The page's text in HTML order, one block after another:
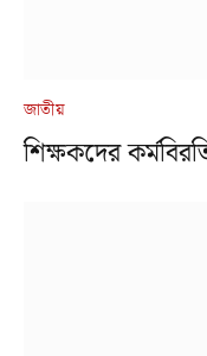
জাতীয়
শিক্ষকদের